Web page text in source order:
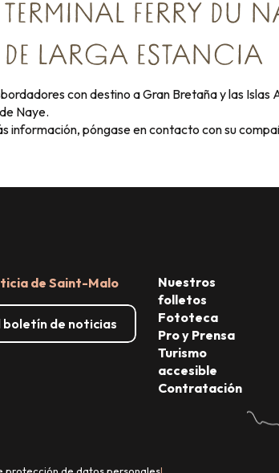
FERRY DU
LARGA ESTANCIA
con destino a Gran Bretaña y las Islas
Naye.
información, póngase en contacto con su
de Saint-Malo
boletín de noticias
Nuestros
folletos
Fototeca
Pro y Prensa
Turismo
accesible
Contratación
|